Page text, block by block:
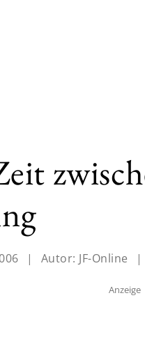
| Autor: JF-Online |
Anzeige